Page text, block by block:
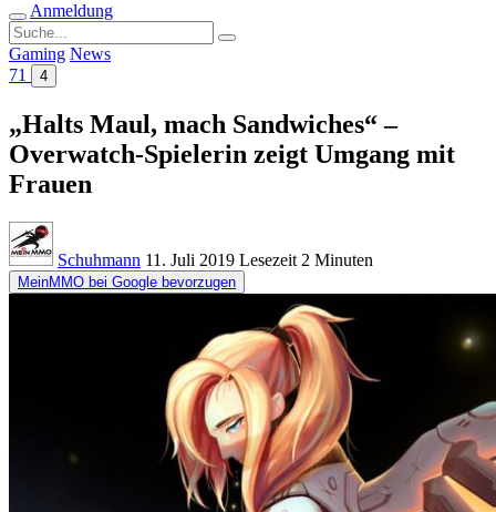
Anmeldung
Suche
nach:
Gaming News
71
4
„Halts Maul, mach Sandwiches“ –
Overwatch-Spielerin zeigt Umgang mit
Frauen
Schuhmann 11. Juli 2019 Lesezeit 2 Minuten
MeinMMO bei Google bevorzugen